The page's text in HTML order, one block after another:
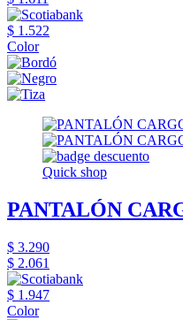
$ 1.522
Color
Quick shop
PANTALÓN
$ 3.290
$ 2.061
$ 1.947
Color